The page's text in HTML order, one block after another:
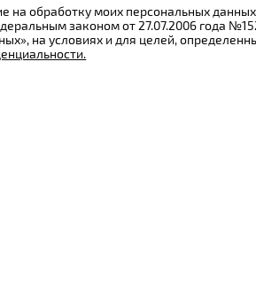
на обработку моих персональных
законом от 27.07.2006 года
на условиях и для целей,